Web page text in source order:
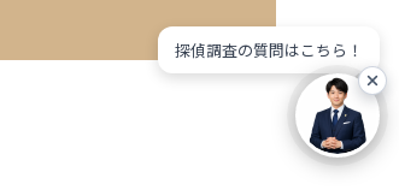
探偵調査の質問はこちら！